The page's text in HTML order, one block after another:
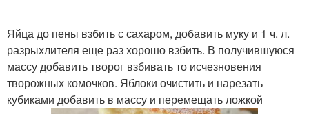
Яйца до пены взбить с сахаром, добавить муку и 1 ч. л.
разрыхлителя еще раз хорошо взбить. В получившуюся
массу добавить творог взбивать то исчезновения
творожных комочков. Яблоки очистить и нарезать
кубиками добавить в массу и перемещать ложкой